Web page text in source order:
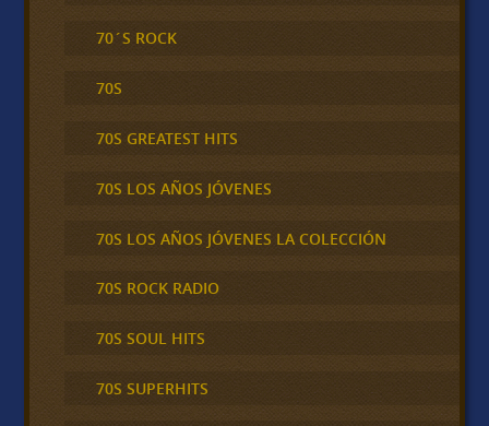
70´S ROCK
70S
70S GREATEST HITS
70S LOS AÑOS JÓVENES
70S LOS AÑOS JÓVENES LA COLECCIÓN
70S ROCK RADIO
70S SOUL HITS
70S SUPERHITS